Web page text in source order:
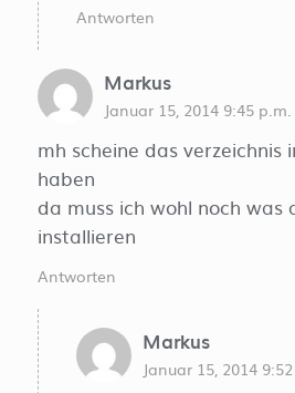
Antworten
Markus
Januar 15, 2014 9:45 p.m.
mh scheine das verzeichnis
haben
da muss ich wohl noch was
installieren
Antworten
Markus
Januar 15, 2014